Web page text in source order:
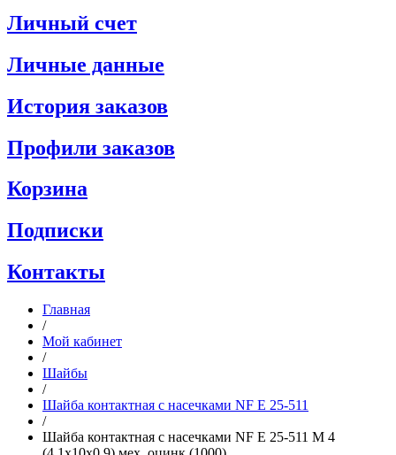
Личный счет
Личные данные
История заказов
Профили заказов
Корзина
Подписки
Контакты
Главная
/
Мой кабинет
/
Шайбы
/
Шайба контактная с насечками NF E 25-511
/
Шайба контактная с насечками NF E 25-511 M 4